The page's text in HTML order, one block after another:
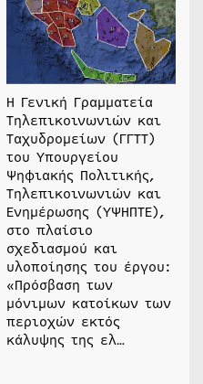
Η Γενική Γραμματεία
Τηλεπικοινωνιών και
Ταχυδρομείων (ΓΓΤΤ)
του Υπουργείου
Ψηφιακής Πολιτικής,
Τηλεπικοινωνιών και
Ενημέρωσης (ΥΨΗΠΤΕ),
στο πλαίσιο
σχεδιασμού και
υλοποίησης του έργου:
«Πρόσβαση των
μόνιμων κατοίκων των
περιοχών εκτός
κάλυψης της ελ…